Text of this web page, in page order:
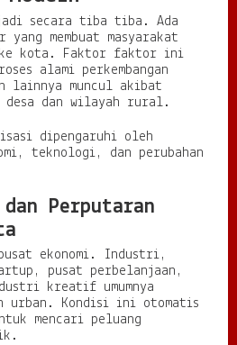
secara tiba tiba. Ada
membuat masyarakat
ke kota. Faktor faktor ini
alami perkembangan
lainnya muncul akibat
desa dan wilayah rural.
dipengaruhi oleh
teknologi, dan perubahan
Perputaran
ekonomi. Industri,
pusat perbelanjaan,
kreatif umumnya
urban. Kondisi ini otomatis
mencari peluang